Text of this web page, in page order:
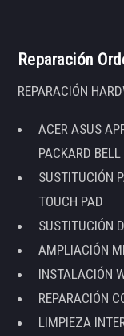
Reparación
REPARACIÓN
ACER ASUS
PACKARD
SUSTITUCIÓN
TOUCH PAD
SUSTITUCIÓN
AMPLIACIÓN
INSTALACIÓN
REPARACIÓN
LIMPIEZA